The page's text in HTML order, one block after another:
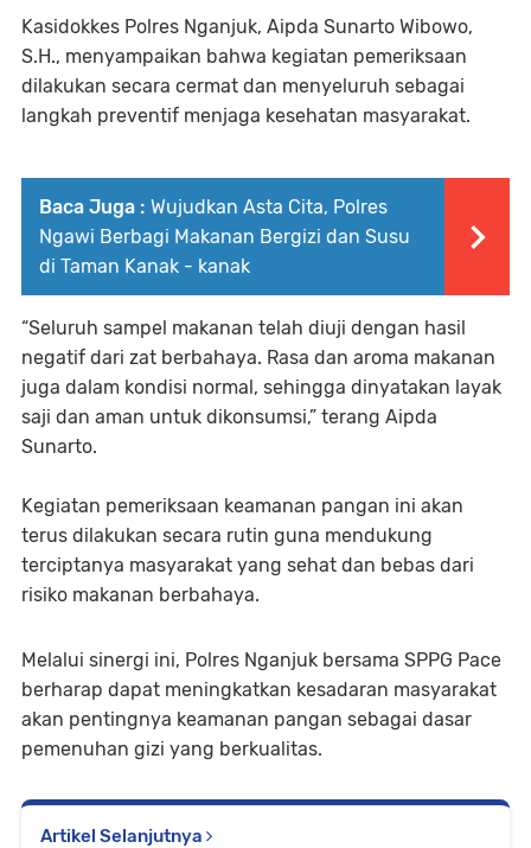
Kasidokkes Polres Nganjuk, Aipda Sunarto Wibowo,
S.H., menyampaikan bahwa kegiatan pemeriksaan
dilakukan secara cermat dan menyeluruh sebagai
langkah preventif menjaga kesehatan masyarakat.
Baca Juga : Wujudkan Asta Cita, Polres
Ngawi Berbagi Makanan Bergizi dan Susu
di Taman Kanak - kanak
“Seluruh sampel makanan telah diuji dengan hasil
negatif dari zat berbahaya. Rasa dan aroma makanan
juga dalam kondisi normal, sehingga dinyatakan layak
saji dan aman untuk dikonsumsi,” terang Aipda
Sunarto.
Kegiatan pemeriksaan keamanan pangan ini akan
terus dilakukan secara rutin guna mendukung
terciptanya masyarakat yang sehat dan bebas dari
risiko makanan berbahaya.
Melalui sinergi ini, Polres Nganjuk bersama SPPG Pace
berharap dapat meningkatkan kesadaran masyarakat
akan pentingnya keamanan pangan sebagai dasar
pemenuhan gizi yang berkualitas.
Artikel Selanjutnya